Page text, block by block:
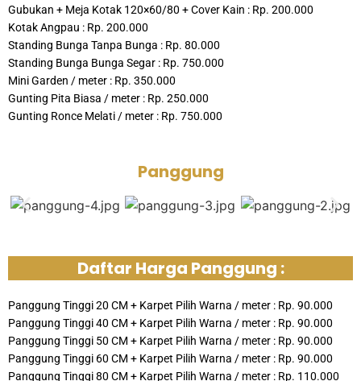
Gubukan + Meja Kotak 120×60/80 + Cover Kain : Rp. 200.000
Kotak Angpau : Rp. 200.000
Standing Bunga Tanpa Bunga : Rp. 80.000
Standing Bunga Bunga Segar : Rp. 750.000
Mini Garden / meter : Rp. 350.000
Gunting Pita Biasa / meter : Rp. 250.000
Gunting Ronce Melati / meter : Rp. 750.000
Panggung
Daftar Harga Panggung :
Panggung Tinggi 20 CM + Karpet Pilih Warna / meter : Rp. 90.000
Panggung Tinggi 40 CM + Karpet Pilih Warna / meter : Rp. 90.000
Panggung Tinggi 50 CM + Karpet Pilih Warna / meter : Rp. 90.000
Panggung Tinggi 60 CM + Karpet Pilih Warna / meter : Rp. 90.000
Panggung Tinggi 80 CM + Karpet Pilih Warna / meter : Rp. 110.000